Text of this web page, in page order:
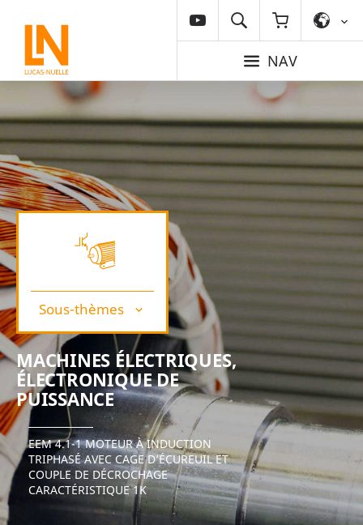
NAV
Sous-thèmes
MACHINES ÉLECTRIQUES,
ÉLECTRONIQUE DE
PUISSANCE
EEM 4.1-1 MOTEUR À INDUCTION
TRIPHASÉ AVEC CAGE D’ÉCUREUIL ET
COUPLE DE DÉCROCHAGE
CARACTÉRISTIQUE 1K